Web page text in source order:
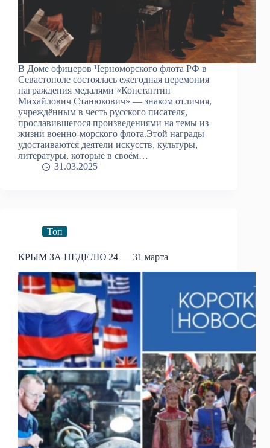
В Доме офицеров Черноморского флота РФ в
Севастополе состоялась ежегодная церемония
награждения медалями «Константин
Михайлович Станюкович» — знаком отличия,
учреждённым в честь русского писателя,
прославившегося произведениями на темы из
жизни военно-морского флота.Этой награды
удостаиваются деятели искусств, культуры,
литературы, которые в своём…
31.03.2025
Топ
КРЫМ ЗА НЕДЕЛЮ 24 — 31 марта